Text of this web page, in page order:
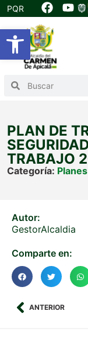
Abrir
PQR
PLAN DE
TRABAJO
Categoría:
Autor:
GestorAlcaldia
Comparte en:
ANTERIOR